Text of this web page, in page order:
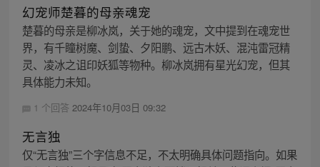
幻宠师楚暮的母亲魂宠
楚暮的母亲是柳冰岚，关于她的魂宠，文中提到在魂宠世
界，有千瞳树魔、剑蛰、夕阳鹏、远古木妖、混沌雷冠精
灵、凌冰之诅印妖狐等物种。柳冰岚拥有星光幻宠，但其
具体能力未知。
1 个回答 2024年10月03日 09:32
无言独
仅“无言独”三个字信息不足，不太明确具体问题指向。如果